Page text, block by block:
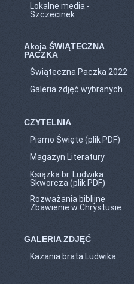
Lokalne media -
Szczecinek
Akcja ŚWIĄTECZNA
PACZKA
Świąteczna Paczka 2022
Galeria zdjęć wybranych
CZYTELNIA
Pismo Święte (plik PDF)
Magazyn Literatury
Książka br. Ludwika
Skworcza (plik PDF)
Rozważania biblijne
Zbawienie w Chrystusie
GALERIA ZDJĘĆ
Kazania brata Ludwika